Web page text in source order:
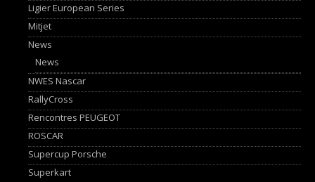
Ligier European Series
Mitjet
News
News
NWES Nascar
RallyCross
Rencontres PEUGEOT
ROSCAR
Supercup Porsche
Superkart